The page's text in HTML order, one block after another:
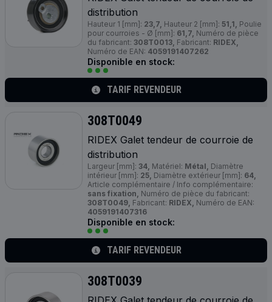
distribution
Hauteur 1 [mm]: 23,7, Hauteur 2 [mm]: 51,1, Poulie
pour courroies - Ø [mm]: 61,7, Numéro de pièce
du fabricant: 308T0013, Fabricant: RIDEX,
Numéro de EAN: 4059191407262
Disponible en stock:
TARIF REVENDEUR
308T0049
RIDEX Galet tendeur de courroie de
distribution
Largeur [mm]: 34, Matériel: Métal, Diamètre
intérieur [mm]: 25, Diamètre extérieur [mm]: 64,
Article complémentaire / Info complémentaire:
sans fixation, Numéro de pièce du fabricant:
308T0049, Fabricant: RIDEX, Numéro de EAN:
4059191407316
Disponible en stock:
TARIF REVENDEUR
308T0039